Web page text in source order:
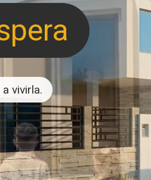
vivirla.